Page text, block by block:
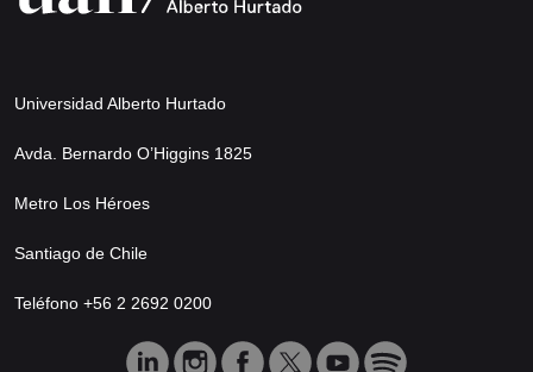
Universidad Alberto Hurtado
Avda. Bernardo O’Higgins 1825
Metro Los Héroes
Santiago de Chile
Teléfono +56 2 2692 0200